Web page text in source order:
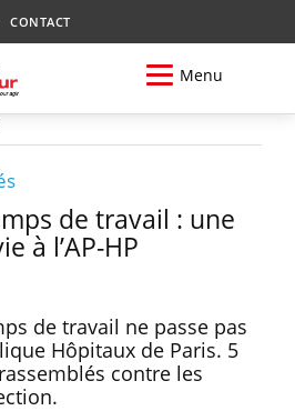
CONTACT
Menu
de travail : une
à l’AP-HP
de travail ne passe pas
Hôpitaux de Paris. 5
contre les